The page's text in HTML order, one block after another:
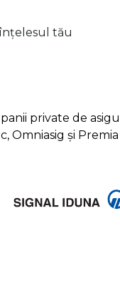
tău
private de
Omniasig și